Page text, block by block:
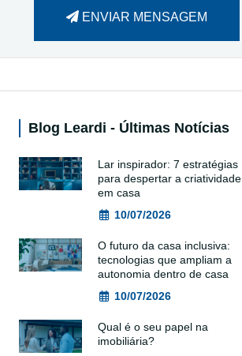
ENVIAR MENSAGEM
Blog Leardi - Últimas Notícias
Lar inspirador: 7 estratégias
para despertar a criatividade
em casa
10/07/2026
O futuro da casa inclusiva:
tecnologias que ampliam a
autonomia dentro de casa
10/07/2026
Qual é o seu papel na
imobiliária?